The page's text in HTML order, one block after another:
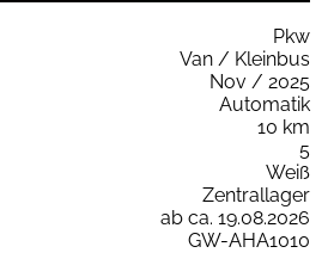
Pkw
Van / Kleinbus
Nov / 2025
Automatik
10 km
5
Weiß
Zentrallager
ab ca. 19.08.2026
GW-AHA1010